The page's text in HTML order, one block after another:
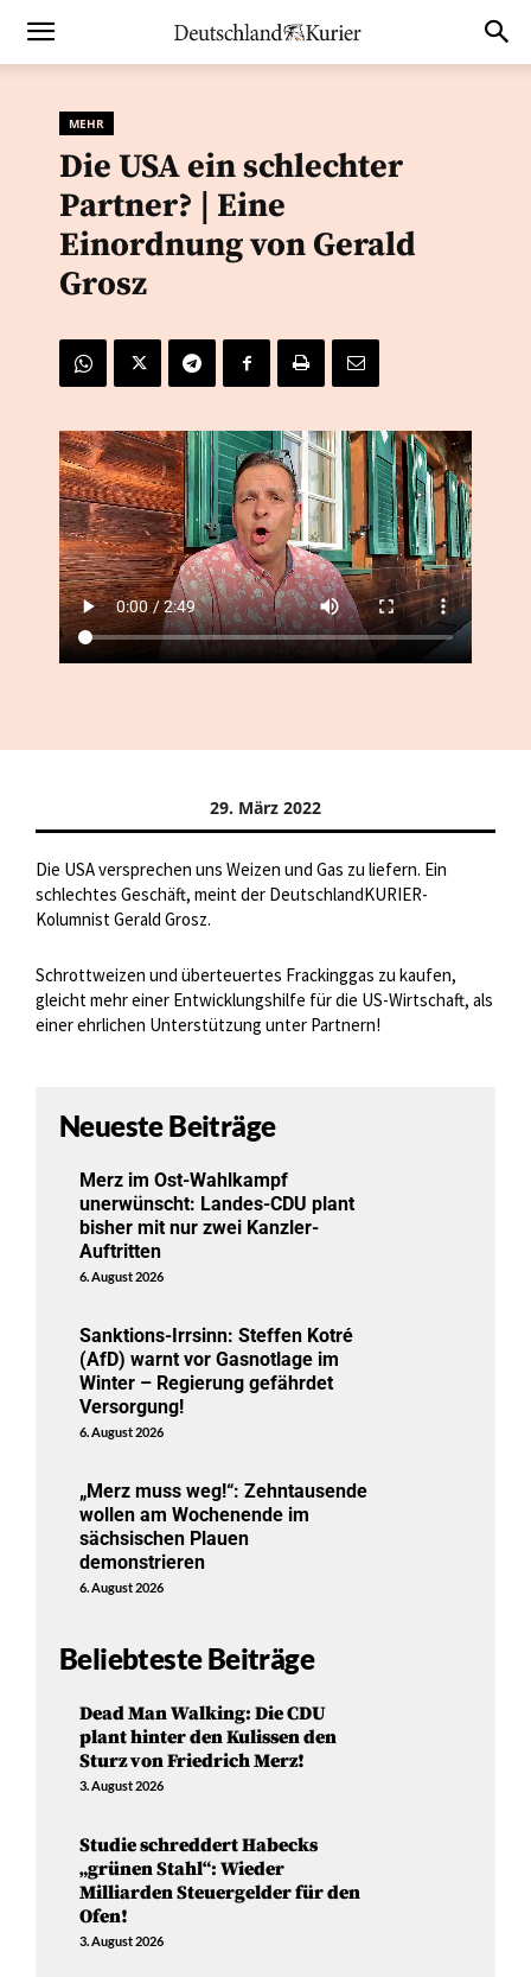
MEHR
Die USA ein schlechter
Partner? | Eine
Einordnung von Gerald
Grosz
29. März 2022
Die USA versprechen uns Weizen und Gas zu liefern. Ein
schlechtes Geschäft, meint der DeutschlandKURIER-
Kolumnist Gerald Grosz.
Schrottweizen und überteuertes Frackinggas zu kaufen,
gleicht mehr einer Entwicklungshilfe für die US-Wirtschaft, als
einer ehrlichen Unterstützung unter Partnern!
Neueste Beiträge
Merz im Ost-Wahlkampf
unerwünscht: Landes-CDU plant
bisher mit nur zwei Kanzler-
Auftritten
6. August 2026
Sanktions-Irrsinn: Steffen Kotré
(AfD) warnt vor Gasnotlage im
Winter – Regierung gefährdet
Versorgung!
6. August 2026
„Merz muss weg!“: Zehntausende
wollen am Wochenende im
sächsischen Plauen
demonstrieren
6. August 2026
Beliebteste Beiträge
Dead Man Walking: Die CDU
plant hinter den Kulissen den
Sturz von Friedrich Merz!
3. August 2026
Studie schreddert Habecks
„grünen Stahl“: Wieder
Milliarden Steuergelder für den
Ofen!
3. August 2026